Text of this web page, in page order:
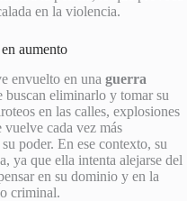
en la violencia.
aumento
envuelto en una guerra
buscan eliminarlo y tomar su
en las calles, explosiones
vuelve cada vez más
poder. En ese contexto, su
ya que ella intenta alejarse del
en su dominio y en la
criminal.